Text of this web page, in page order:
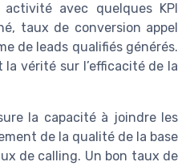
avec quelques KPI
taux de conversion appel
de leads qualifiés générés.
vérité sur l’efficacité de la
la capacité à joindre les
de la qualité de la base
de calling. Un bon taux de